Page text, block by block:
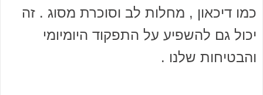
כמו דיכאון , מחלות לב וסוכרת מסוג . זה
יכול גם להשפיע על התפקוד היומיומי
והבטיחות שלנו .